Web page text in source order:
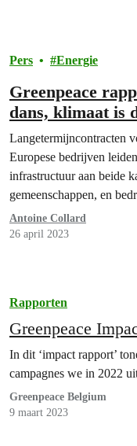
Pers Energie
Greenpeace
dans, klimaat is
Langetermijncontracten
Europese bedrijven
infrastructuur aan beide
gemeenschappen, en
gasindustrie, waaronder
knoppen, maar heeft
Antoine Collard
26 april 2023
Rapporten
Greenpeace
In dit ‘impact rapport’
campagnes we in 2022
Greenpeace Belgium
9 maart 2023